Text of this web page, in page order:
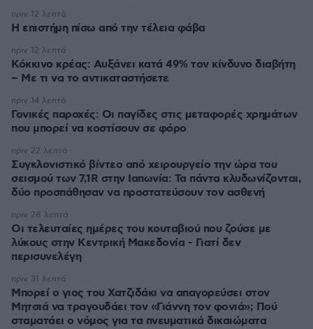
Η επιστήμη πίσω από την τέλεια φάβα
πριν 12 λεπτά
Κόκκινο κρέας: Αυξάνει κατά 49% τον κίνδυνο διαβήτη
– Με τι να το αντικαταστήσετε
πριν 12 λεπτά
Γονικές παροχές: Οι παγίδες στις μεταφορές χρημάτων
που μπορεί να κοστίσουν σε φόρο
πριν 14 λεπτά
Συγκλονιστικό βίντεο από χειρουργείο την ώρα του
σεισμού των 7,1R στην Ιαπωνία: Τα πάντα κλυδωνίζονται,
δύο προσπάθησαν να προστατεύσουν τον ασθενή
πριν 22 λεπτά
Οι τελευταίες ημέρες του κουταβιού που ζούσε με
λύκους στην Κεντρική Μακεδονία - Γιατί δεν
περισυνελέγη
πριν 28 λεπτά
Μπορεί ο γιος του Χατζιδάκι να απαγορεύσει στον
Μητσιά να τραγουδάει τον «Γιάννη τον φονιά»; Πού
σταματάει ο νόμος για τα πνευματικά δικαιώματα
πριν 31 λεπτά